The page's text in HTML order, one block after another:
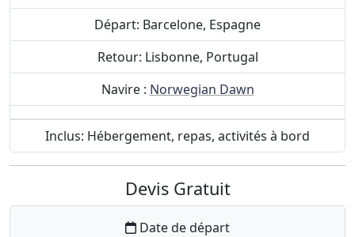
Départ: Barcelone, Espagne
Retour: Lisbonne, Portugal
Navire : Norwegian Dawn
Inclus: Hébergement, repas, activités à bord
Devis Gratuit
Date de départ